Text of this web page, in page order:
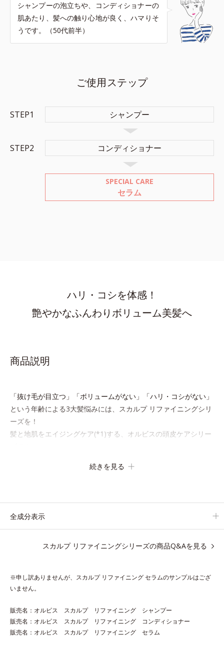
シャンプーの泡立ちや、コンディショナーの
肌あたり、髪への触り心地が良く、ハマりそ
うです。（50代前半）
ご使用ステップ
STEP1 シャンプー
STEP2 コンディショナー
SPECIAL CARE
セラム
ハリ・コシを体感！
艶やかなふんわりボリューム美髪へ
商品説明
「抜け毛が目立つ」「ボリュームがない」「ハリ・コシがない」
という年齢による3大髪悩みには、スカルプ リファイニングシリ
ーズを！
髪と地肌をエイジングケア(*1)する、オルビスの頭皮ケアシリー
ったツヤ髪に導く「ブレンドボタニカルエキス(*2)」を配合。艶
*1 年齢に応じたお手入れのこと *2 保湿成分
アレルギーテスト済＝全ての方にアレルギーが起こらないということで
必要なうるおいは地肌に残しながら汚れをスッキリ洗い流して、
ハリ・コシのある髪を目指すボリュームアップシャンプーです。
続きを見る
全成分表示
スカルプ リファイニングシリーズの商品Q&Aを見る
※申し訳ありませんが、スカルプ リファイニング セラムのサンプルはござ
いません。
販売名：オルビス スカルプ リファイニング シャンプー
販売名：オルビス スカルプ リファイニング コンディショナー
販売名：オルビス スカルプ リファイニング セラム